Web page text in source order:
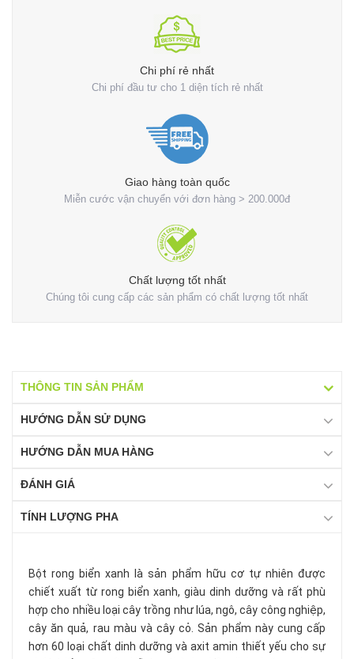
Chi phí rẻ nhất
Chi phí đầu tư cho 1 diện tích rẻ nhất
Giao hàng toàn quốc
Miễn cước vận chuyển với đơn hàng > 200.000đ
Chất lượng tốt nhất
Chúng tôi cung cấp các sản phẩm có chất lượng tốt nhất
THÔNG TIN SẢN PHẨM
HƯỚNG DẪN SỬ DỤNG
HƯỚNG DẪN MUA HÀNG
ĐÁNH GIÁ
TÍNH LƯỢNG PHA
Bột rong biển xanh là sản phẩm hữu cơ tự nhiên được
chiết xuất từ ​​rong biển xanh, giàu dinh dưỡng và rất phù
hợp cho nhiều loại cây trồng như lúa, ngô, cây công nghiệp,
cây ăn quả, rau màu và cây cỏ. Sản phẩm này cung cấp
hơn 60 loại chất dinh dưỡng và axit amin thiết yếu cho sự